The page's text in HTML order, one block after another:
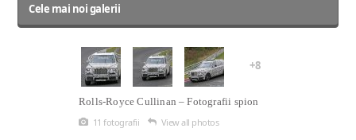
Cele mai noi galerii
+8
Rolls-Royce Cullinan – Fotografii spion
11 fotografii
View all photos